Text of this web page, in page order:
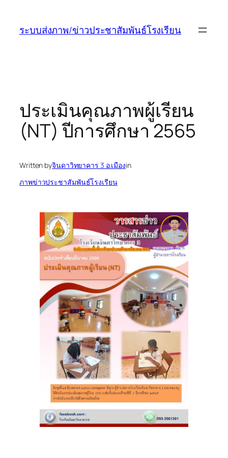
ระบบส่งภาพ/ข่าวประชาสัมพันธ์โรงเรียน
ประเมินคุณภาพผู้เรียน
(NT) ปีการศึกษา 2565
Written byจินดาวิทยาคาร 3 อ.เมืองin
ภาพข่าวประชาสัมพันธ์โรงเรียน